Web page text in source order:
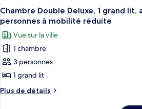
privée
Dortoir
Partagé
Confort,
plusieurs
lits
de
chambre
Dortoir
Partagé
Confort,
plusieurs
lits
Afficher
toutes
les
photos
pour
ce
type
de
5
Chambre Double Deluxe, 1 grand lit,
personnes à mobilité réduite
Vue sur la ville
1 chambre
3 personnes
1 grand lit
Plus de détails
Plus